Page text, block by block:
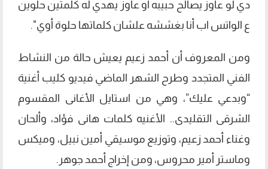
دي لو عاوز يصالح حبيبه أو عاوز يهدي له كلمتين حلوين
ع الواتس اب أنا بغششه علشان كلماتها حلوة أوي".
ومن المعروف أن أحمد زعيم يعيش حالة من النشاط
الفني المتجدد وطرح الشهر الماضي فيديو كليب أغنية
“وبدعي عليك”، وهي من استايل الأغانى المقسوم
الشرقى التقليدى.. الأغنيه كلمات هانى فؤاد، وألحان
وغناء أحمد زعيم، وتوزيع موسيقي أمين نبيل، وميكس
وماستر أمير محروس، ومن إخراج أحمد جوهر.